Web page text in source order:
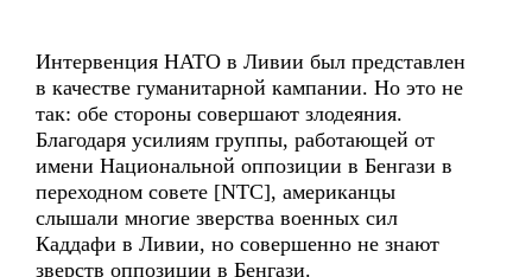
Интервенция НАТО в Ливии был представлен
в качестве гуманитарной кампании. Но это не
так: обе стороны совершают злодеяния.
Благодаря усилиям группы, работающей от
имени Национальной оппозиции в Бенгази в
переходном совете [NTC], американцы
слышали многие зверства военных сил
Каддафи в Ливии, но совершенно не знают
зверств оппозиции в Бенгази.